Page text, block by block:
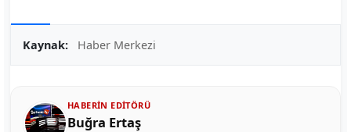
Kaynak: Haber Merkezi
HABERIN EDITÖRÜ
Buğra Ertaş